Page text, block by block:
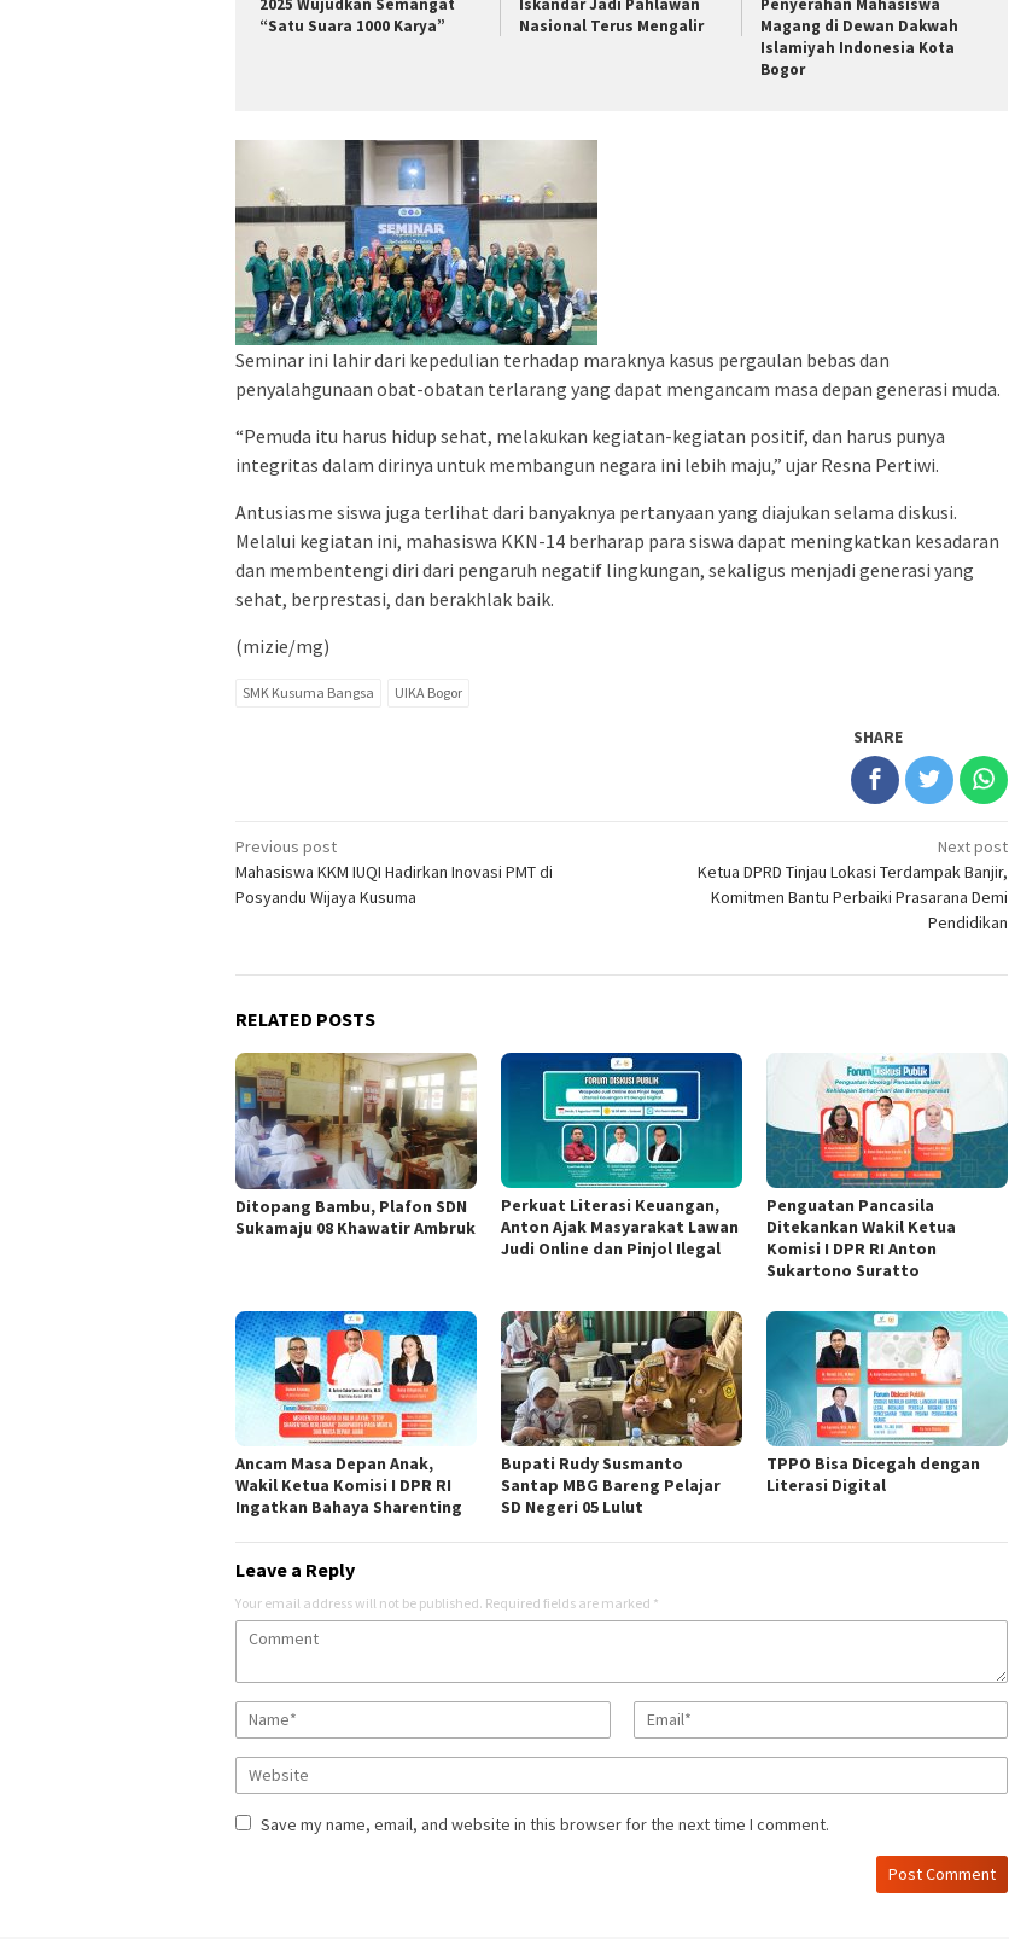
“Satu Suara 1000 Karya”
Nasional Terus Mengalir
Magang di Dewan Dakwah
Islamiyah Indonesia Kota
Bogor
Seminar ini lahir dari kepedulian terhadap maraknya kasus pergaulan bebas dan
penyalahgunaan obat-obatan terlarang yang dapat mengancam masa depan generasi muda.
“Pemuda itu harus hidup sehat, melakukan kegiatan-kegiatan positif, dan harus punya
integritas dalam dirinya untuk membangun negara ini lebih maju,” ujar Resna Pertiwi.
Antusiasme siswa juga terlihat dari banyaknya pertanyaan yang diajukan selama diskusi.
Melalui kegiatan ini, mahasiswa KKN-14 berharap para siswa dapat meningkatkan kesadaran
dan membentengi diri dari pengaruh negatif lingkungan, sekaligus menjadi generasi yang
sehat, berprestasi, dan berakhlak baik.
(mizie/mg)
SMK Kusuma Bangsa UIKA Bogor
SHARE
Post
navigation
Previous post
Mahasiswa KKM IUQI Hadirkan Inovasi PMT di
Posyandu Wijaya Kusuma
Next post
Ketua DPRD Tinjau Lokasi Terdampak Banjir,
Komitmen Bantu Perbaiki Prasarana Demi
Pendidikan
RELATED POSTS
Ditopang Bambu, Plafon SDN
Sukamaju 08 Khawatir Ambruk
Perkuat Literasi Keuangan,
Anton Ajak Masyarakat Lawan
Judi Online dan Pinjol Ilegal
Penguatan Pancasila
Ditekankan Wakil Ketua
Komisi I DPR RI Anton
Sukartono Suratto
Ancam Masa Depan Anak,
Wakil Ketua Komisi I DPR RI
Ingatkan Bahaya Sharenting
Bupati Rudy Susmanto
Santap MBG Bareng Pelajar
SD Negeri 05 Lulut
TPPO Bisa Dicegah dengan
Literasi Digital
Leave a Reply
Your email address will not be published. Required fields are marked *
Save my name, email, and website in this browser for the next time I comment.